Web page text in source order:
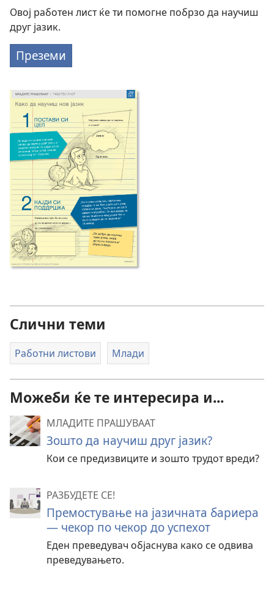
Овој работен лист ќе ти помогне побрзо да научиш
друг јазик.
Преземи
Слични теми
Работни листови Млади
Можеби ќе те интересира и...
МЛАДИТЕ ПРАШУВААТ
Зошто да научиш друг јазик?
Кои се предизвиците и зошто трудот вреди?
РАЗБУДЕТЕ СЕ!
Премостување на јазичната бариера
— чекор по чекор до успехот
Еден преведувач објаснува како се одвива
преведувањето.